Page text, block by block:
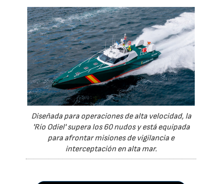
Diseñada para operaciones de alta velocidad, la
'Río Odiel' supera los 60 nudos y está equipada
para afrontar misiones de vigilancia e
interceptación en alta mar.